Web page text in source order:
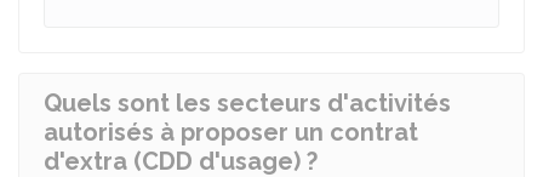
Quels sont les secteurs d'activités
autorisés à proposer un contrat
d'extra (CDD d'usage) ?